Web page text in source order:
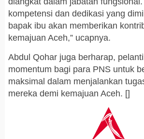
kompetensi dan dedikasi yang
bapak ibu akan memberikan
kemajuan Aceh,” ucapnya.
Abdul Qohar juga berharap,
momentum bagi para PNS untuk
maksimal dalam menjalankan
mereka demi kemajuan Aceh. []